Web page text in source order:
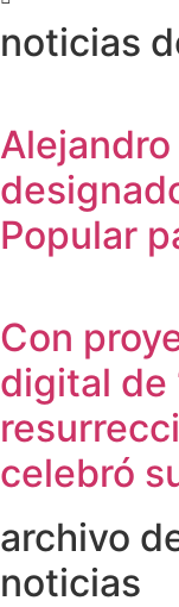
noticias
Popular
Con
digital de
celebró
archivo
noticias